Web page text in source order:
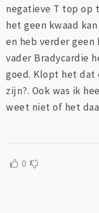
negatieve T top op
het geen kwaad
en heb verder
vader Bradycardie
goed. Klopt het dat
zijn?. Ook was ik
weet niet of het
0